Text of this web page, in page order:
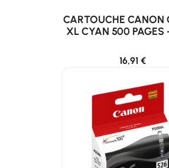
CARTOUCHE CANON
XL CYAN 500 PAGES
16,91 €